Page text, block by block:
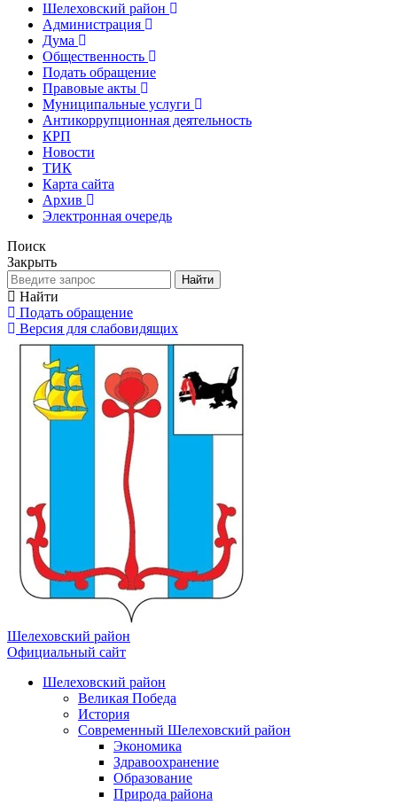
Шелеховский район
Администрация
Дума
Общественность
Подать обращение
Правовые акты
Муниципальные услуги
Антикоррупционная деятельность
КРП
Новости
ТИК
Карта сайта
Архив
Электронная очередь
Поиск
Закрыть
Найти
Найти
Подать обращение
Версия для слабовидящих
Шелеховский район
Официальный сайт
Шелеховский район
Великая Победа
История
Современный Шелеховский район
Экономика
Здравоохранение
Образование
Природа района